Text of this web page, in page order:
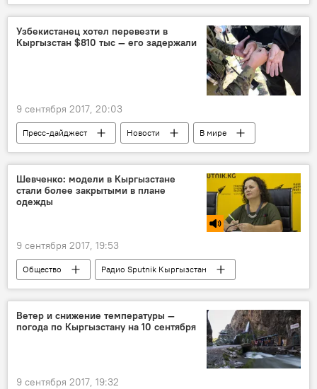
Сапар Исаков
правительство
Узбекистанец хотел перевезти в
Кыргызстан $810 тыс — его задержали
9 сентября 2017, 20:03
Пресс-дайджест Новости
В мире
Происшествия
Азия
Узбекистан
контрабанда
Кыргызстан
Шевченко: модели в Кыргызстане
стали более закрытыми в плане
одежды
9 сентября 2017, 19:53
Общество
Радио Sputnik Кыргызстан
модель
бикини
Ветер и снижение температуры —
погода по Кыргызстану на 10 сентября
9 сентября 2017, 19:32